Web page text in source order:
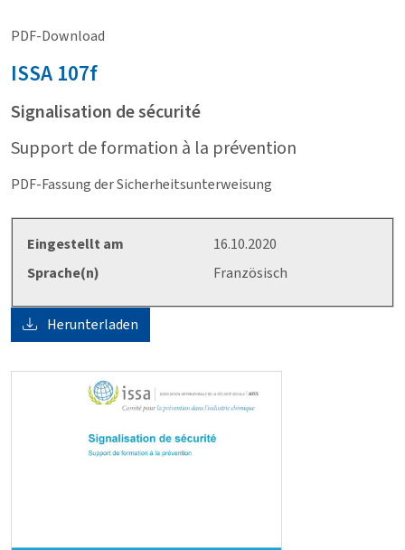
PDF-Download
ISSA 107f
Signalisation de sécurité
Support de formation à la prévention
PDF-Fassung der Sicherheitsunterweisung
Eingestellt am
16.10.2020
Sprache(n)
Französisch
Herunterladen